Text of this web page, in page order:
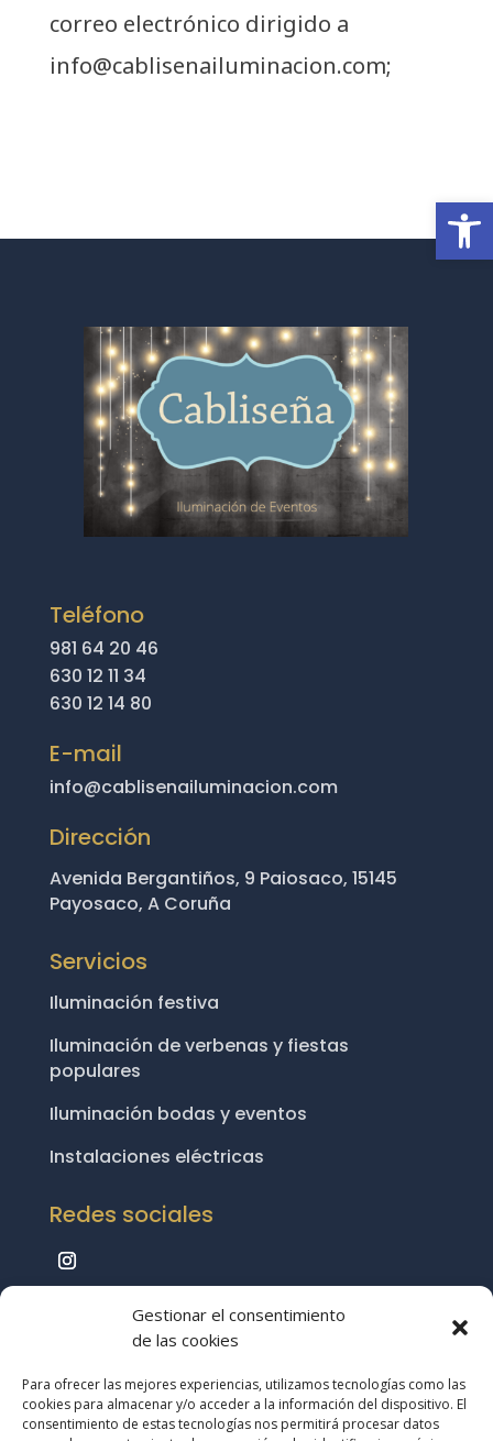
Gestionar el consentimiento
de las cookies
Para ofrecer las mejores experiencias, utilizamos tecnologías como las
cookies para almacenar y/o acceder a la información del dispositivo. El
consentimiento de estas tecnologías nos permitirá procesar datos
correo electrónico dirigido a
info@cablisenailuminacion.com;
Teléfono
981 64 20 46
630 12 11 34
630 12 14 80
E-mail
info@cablisenailuminacion.com
Dirección
Avenida Bergantiños, 9 Paiosaco, 15145
Payosaco, A Coruña
Servicios
Iluminación festiva
Iluminación de verbenas y fiestas
populares
Iluminación bodas y eventos
Instalaciones eléctricas
Redes sociales
de Cookies|Mapa del Sitio